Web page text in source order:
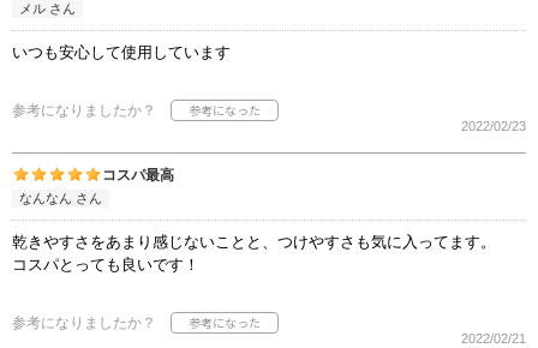
メル さん
いつも安心して使用しています
参考になりましたか？
2022/02/23
コスパ最高
なんなん さん
乾きやすさをあまり感じないことと、つけやすさも気に入ってます。
コスパとっても良いです！
参考になりましたか？
2022/02/21